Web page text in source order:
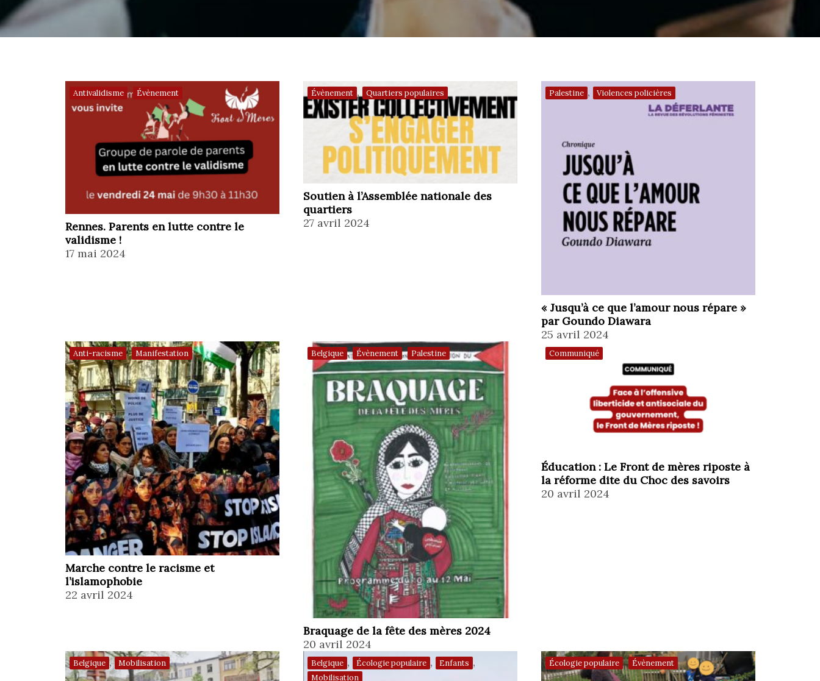
Rennes. Parents en lutte contre le
validisme !
17 mai 2024
Antivalidisme , Évènement
Soutien à l’Assemblée nationale des
quartiers
27 avril 2024
Évènement , Quartiers populaires
« Jusqu’à ce que l’amour nous répare »
par Goundo Diawara
25 avril 2024
Palestine , Violences policières
Marche contre le racisme et
l’islamophobie
22 avril 2024
Anti-racisme , Manifestation
Braquage de la fête des mères 2024
20 avril 2024
Belgique , Évènement , Palestine
Éducation : Le Front de mères riposte à
la réforme dite du Choc des savoirs
20 avril 2024
Communiqué
Belgique , Mobilisation Belgique , Écologie populaire , Enfants ,
Mobilisation
Écologie populaire , Évènement